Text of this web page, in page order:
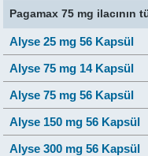
Pagamax 75 mg ilacının
Alyse 25 mg 56 Kapsül
Alyse 75 mg 14 Kapsül
Alyse 75 mg 56 Kapsül
Alyse 150 mg 56 Kapsül
Alyse 300 mg 56 Kapsül